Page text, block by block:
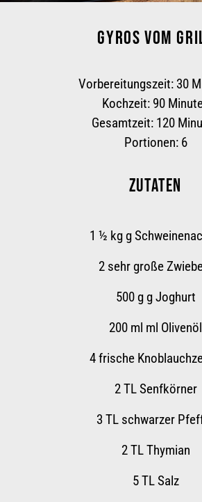
GYROSVOM
Vorbereitungszeit: 30
Kochzeit: 90
Gesamtzeit: 120
Portionen: 6
ZUTATEN
1 ½ kg g
2 sehr große
500 gg Joghurt
200 ml ml Olivenöl
4frische
2TL Senfkörner
3TL schwarzer
2TL Thymian
5TL Salz